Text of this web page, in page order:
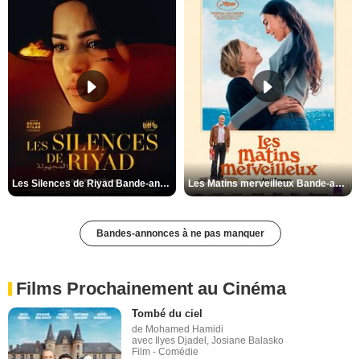
Les Silences de Riyad Bande-annonce VO STFR Les Matins merveilleux Bande-annonce VF
Bandes-annonces à ne pas manquer
Films Prochainement au Cinéma
Tombé du ciel
de Mohamed Hamidi
avec Ilyes Djadel, Josiane Balasko
Film - Comédie